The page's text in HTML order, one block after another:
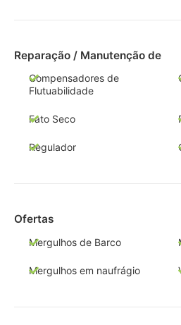
Reparação / Manutenção de
Compensadores de
Flutuabilidade
Fato Seco
Regulador
Ofertas
Mergulhos de Barco
Mergulhos em naufrágio